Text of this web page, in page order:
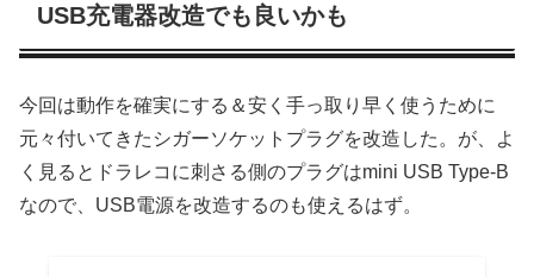
USB充電器改造でも良いかも
今回は動作を確実にする＆安く手っ取り早く使うために
元々付いてきたシガーソケットプラグを改造した。が、よ
く見るとドラレコに刺さる側のプラグはmini USB Type-B
なので、USB電源を改造するのも使えるはず。